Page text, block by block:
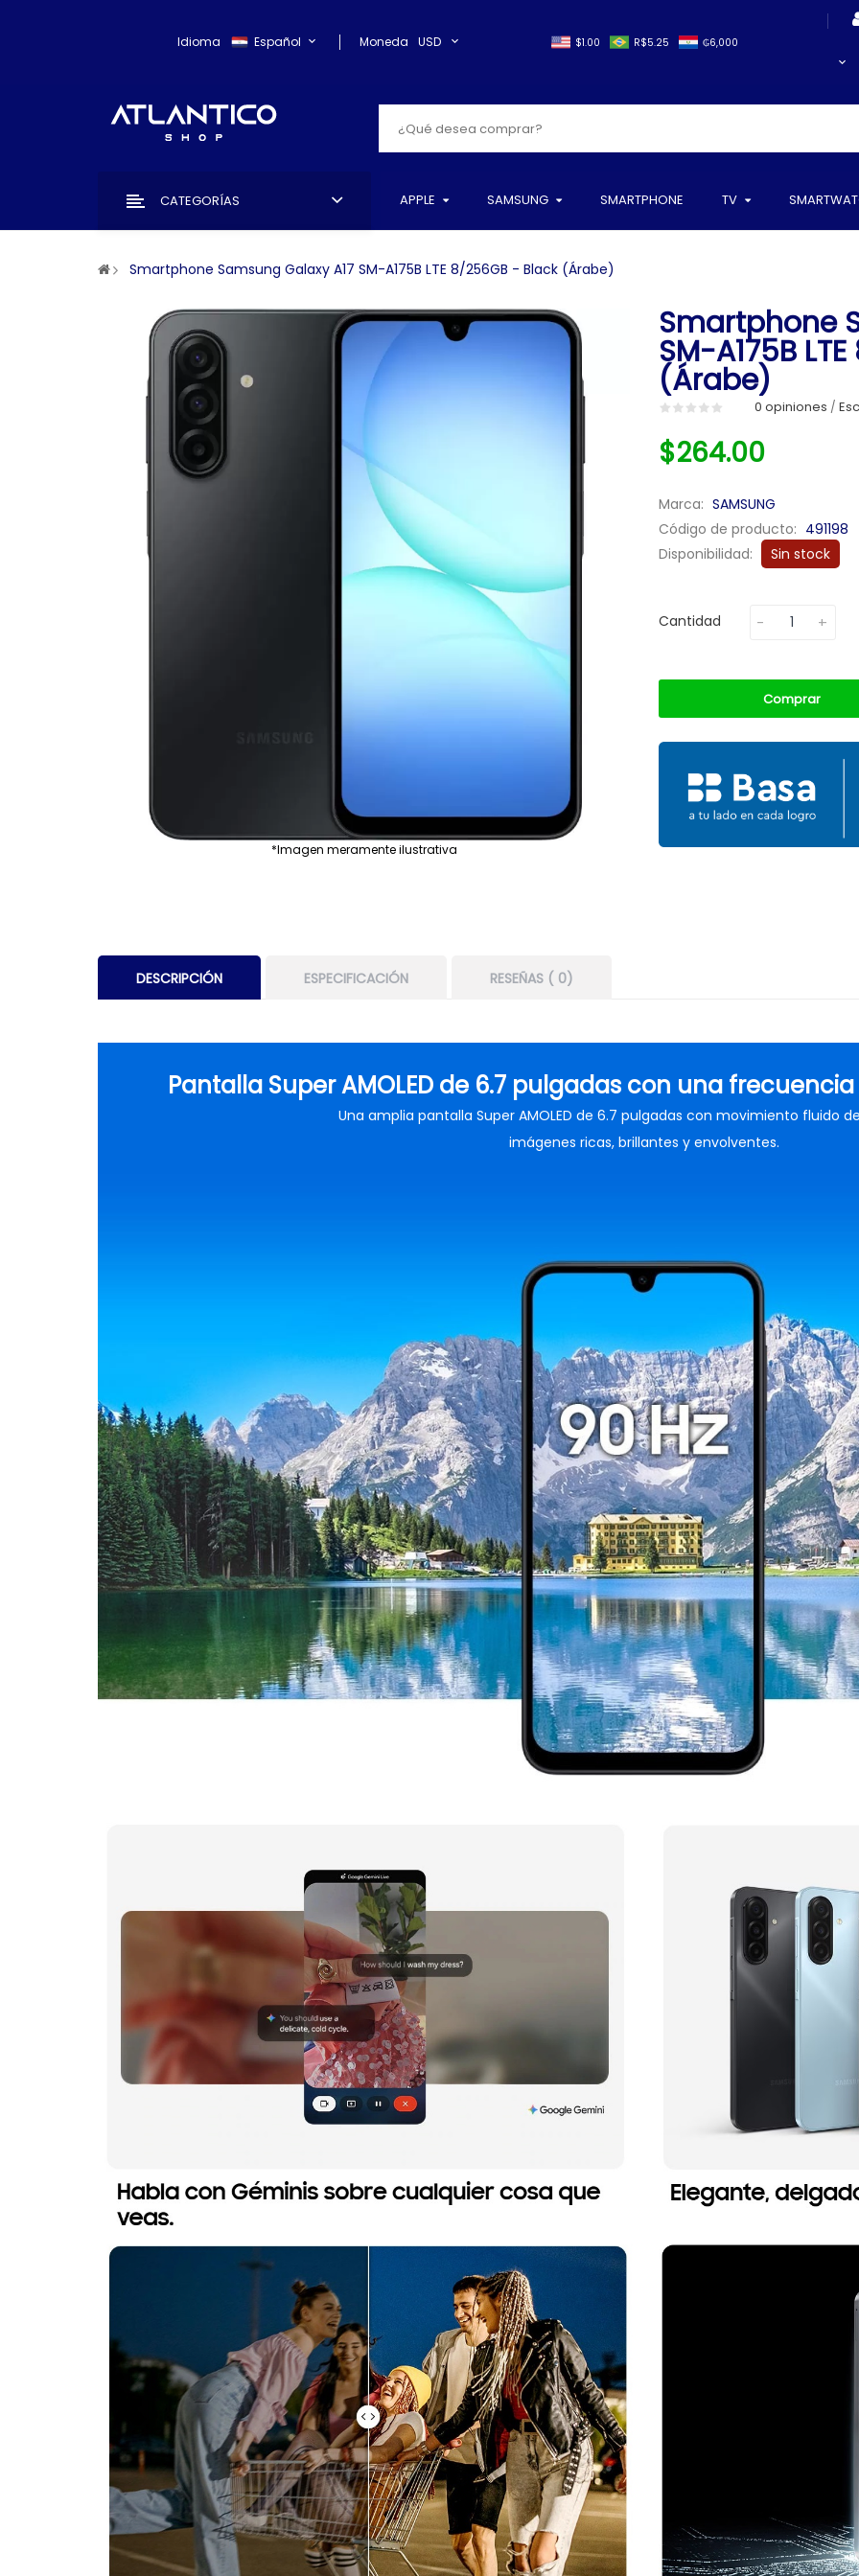
Idioma Español Moneda USD $1.00 ₲6,000
R$5.25
CATEGORÍAS APPLE SAMSUNG SMARTPHONE TV
Smartphone Samsung Galaxy A17 SM-A175B LTE 8/256GB - Black (Árabe)
*Imagen meramente ilustrativa
Smartphone
SM-A175B
(Árabe)
0 opiniones /
$264.00
Marca: SAMSUNG
Código de producto: 491198
Disponibilidad:
Sin stock
Cantidad
Comprar
DESCRIPCIÓN ESPECIFICACIÓN RESEÑAS ( 0)
Pantalla Super AMOLED de 6.7 pulgadas con una
Una amplia pantalla Super AMOLED de 6.7 pulgadas con movimiento fluido
imágenes ricas, brillantes y envolventes.